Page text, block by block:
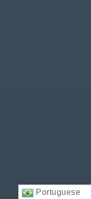
Portuguese